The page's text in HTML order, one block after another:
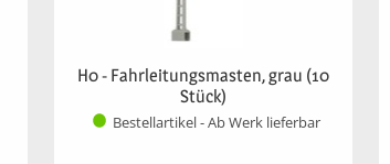
H0 - Fahrleitungsmasten, grau (10
Stück)
Bestellartikel - Ab Werk lieferbar